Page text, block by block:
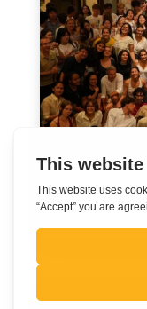
En route
Août 7, 2026